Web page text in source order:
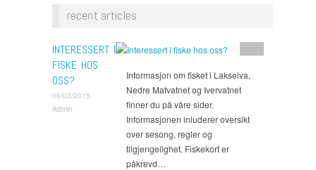
recent articles
INTERESSERT I
FISKE HOS
OSS?
06/03/2015
Admin
Informasjon om fisket i Lakselva,
Nedre Matvatnet og Ivervatnet
finner du på våre sider.
Informasjonen inluderer oversikt
over sesong, regler og
tilgjengelighet. Fiskekort er
påkrevd…